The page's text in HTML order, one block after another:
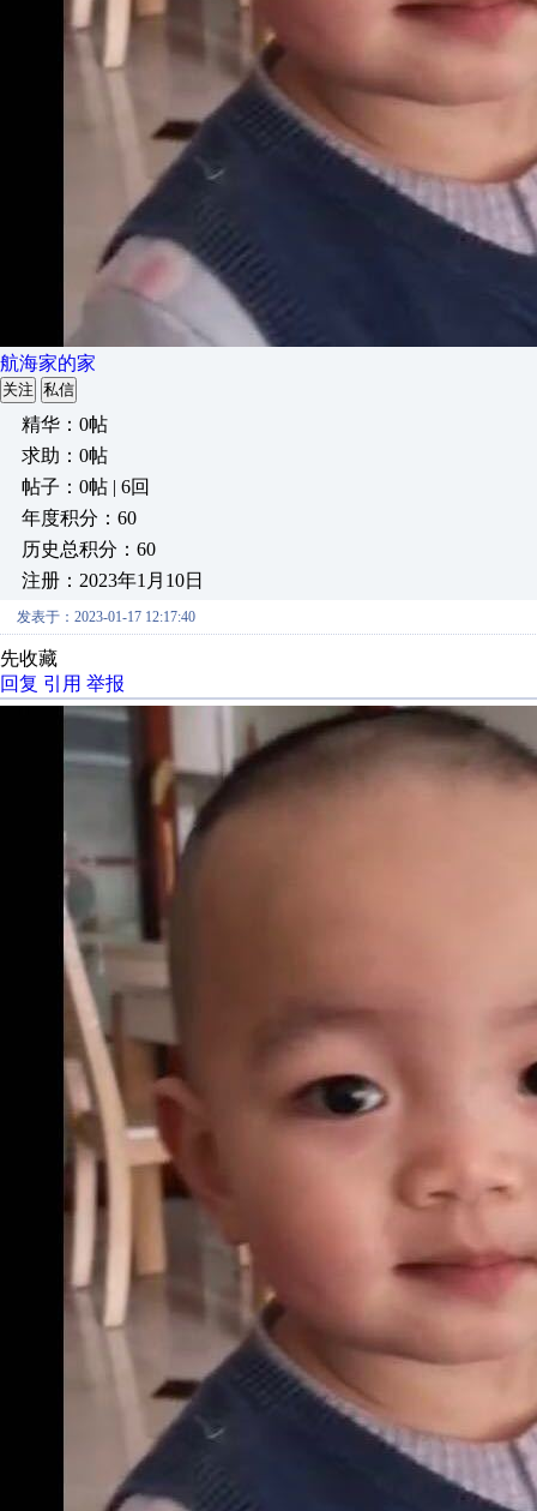
航海家的家
关注 私信
精华：0帖
求助：0帖
帖子：0帖 | 6回
年度积分：60
历史总积分：60
注册：2023年1月10日
发表于：2023-01-17 12:17:40
先收藏
回复 引用 举报